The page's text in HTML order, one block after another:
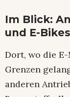
Im Blick:
und E-Bikes
Dort, wo die
Grenzen
anderen